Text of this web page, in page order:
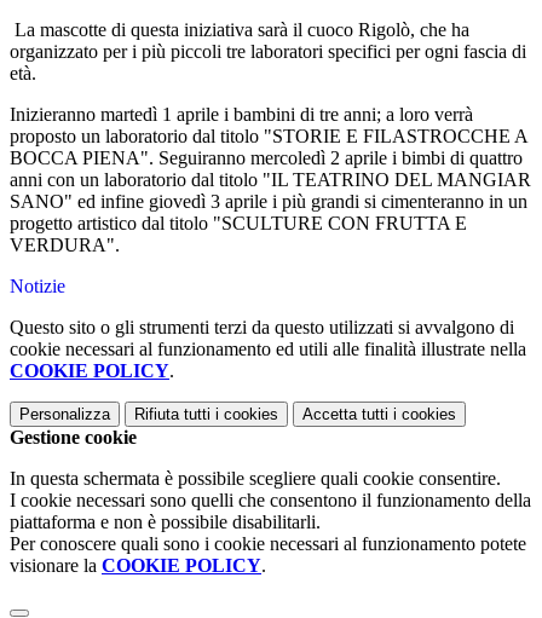
La mascotte di questa iniziativa sarà il cuoco Rigolò, che ha
organizzato per i più piccoli tre laboratori specifici per ogni fascia di
età.
Inizieranno martedì 1 aprile i bambini di tre anni; a loro verrà
proposto un laboratorio dal titolo "STORIE E FILASTROCCHE A
BOCCA PIENA". Seguiranno mercoledì 2 aprile i bimbi di quattro
anni con un laboratorio dal titolo "IL TEATRINO DEL MANGIAR
SANO" ed infine giovedì 3 aprile i più grandi si cimenteranno in un
progetto artistico dal titolo "SCULTURE CON FRUTTA E
VERDURA".
Notizie
Questo sito o gli strumenti terzi da questo utilizzati si avvalgono di
cookie necessari al funzionamento ed utili alle finalità illustrate nella
COOKIE POLICY.
Personalizza Rifiuta tutti i cookies Accetta tutti i cookies
Gestione cookie
In questa schermata è possibile scegliere quali cookie consentire.
I cookie necessari sono quelli che consentono il funzionamento della
piattaforma e non è possibile disabilitarli.
Per conoscere quali sono i cookie necessari al funzionamento potete
visionare la COOKIE POLICY.